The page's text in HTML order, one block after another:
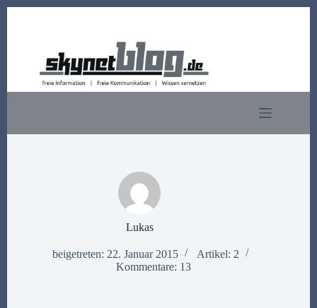
Lukas
beigetreten: 22. Januar 2015
Artikel: 2
Kommentare: 13